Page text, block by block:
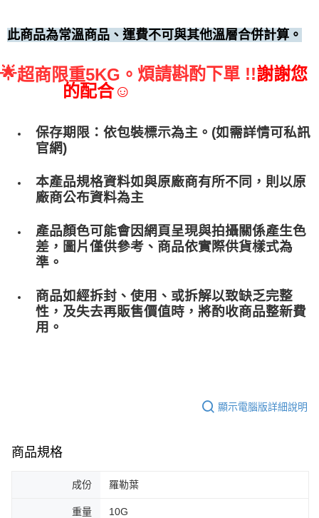
此商品為常溫商品、運費不可與其他溫層合併計算。
🌟超商限重5KG。 煩請斟酌下單 !!謝謝您
的配合☺
保存期限：依包裝標示為主。(如需詳情可私訊
官網)
本產品規格資料如與原廠商有所不同，則以原
廠商公布資料為主
產品顏色可能會因網頁呈現與拍攝關係產生色
差，圖片僅供參考、商品依實際供貨樣式為
準。
商品如經拆封、使用、或拆解以致缺乏完整
性，及失去再販售價值時，將酌收商品整﻿新費
用。
顯示電腦版詳細說明
商品規格
成份 羅勒葉
重量 10G